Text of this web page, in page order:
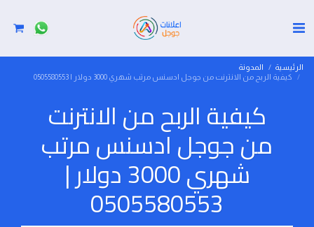
الرئيسية
المدونة
كيفية الربح من الانترنت من جوجل ادسنس مرتب شهري 3000 دولار | 0505580553
كيفية الربح من الانترنت
من جوجل ادسنس مرتب
شهري 3000 دولار |
0505580553